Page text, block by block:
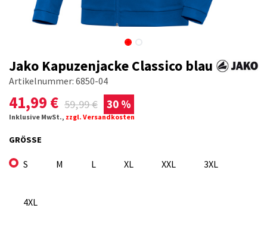
Jako Kapuzenjacke Classico blau
Artikelnummer: 6850-04
41,99 € 59,99€ 30 %
Inklusive MwSt., zzgl. Versandkosten
GRÖSSE
S M L XL XXL 3XL
4XL